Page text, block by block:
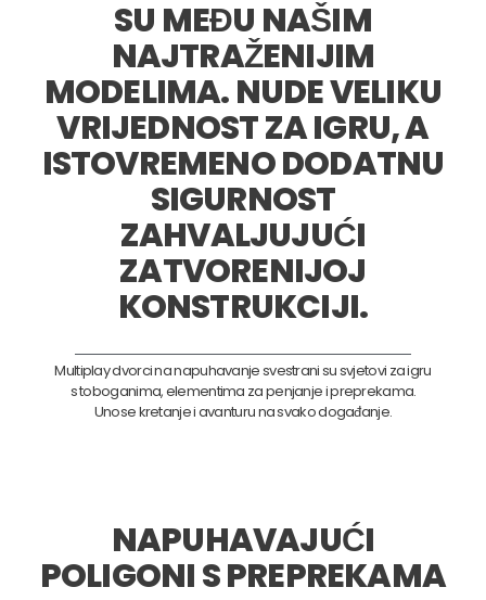
SU MEĐU NAŠIM
NAJTRAŽENIJIM
MODELIMA. NUDE VELIKU
VRIJEDNOST ZA IGRU, A
ISTOVREMENO DODATNU
SIGURNOST
ZAHVALJUJUĆI
ZATVORENIJOJ
KONSTRUKCIJI.
Multiplay dvorci na napuhavanje svestrani su svjetovi za igru
s toboganima, elementima za penjanje i preprekama.
Unose kretanje i avanturu na svako događanje.
NAPUHAVAJUĆI
POLIGONI S PREPREKAMA